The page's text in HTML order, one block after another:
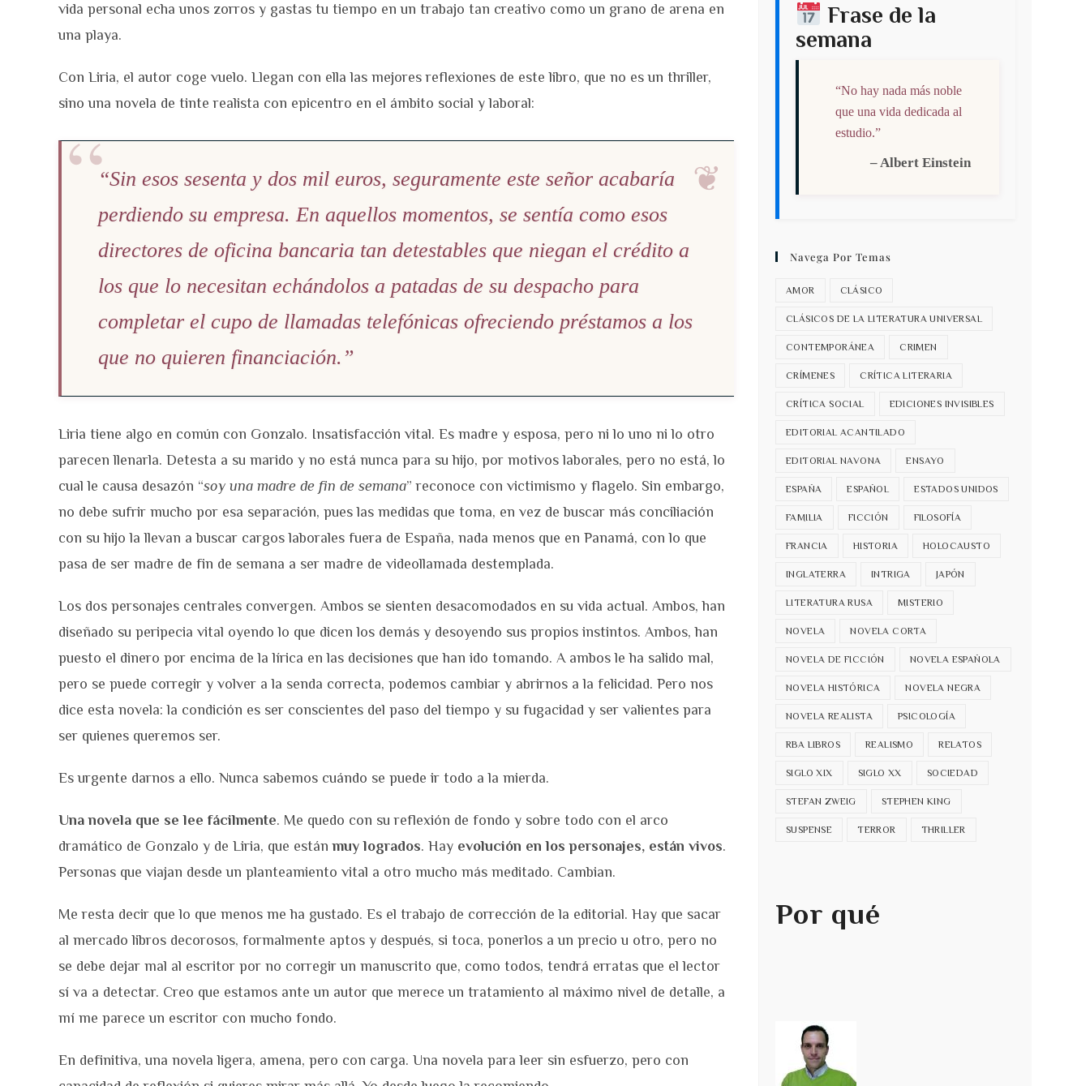
vida personal echa unos zorros y gastas tu tiempo en un trabajo tan creativo como un grano de arena en
una playa.
Con Liria, el autor coge vuelo. Llegan con ella las mejores reflexiones de este libro, que no es un thriller,
sino una novela de tinte realista con epicentro en el ámbito social y laboral:
“Sin esos sesenta y dos mil euros, seguramente este señor acabaría
perdiendo su empresa. En aquellos momentos, se sentía como esos
directores de oficina bancaria tan detestables que niegan el crédito a
los que lo necesitan echándolos a patadas de su despacho para
completar el cupo de llamadas telefónicas ofreciendo préstamos a los
que no quieren financiación.”
Liria tiene algo en común con Gonzalo. Insatisfacción vital. Es madre y esposa, pero ni lo uno ni lo otro
parecen llenarla. Detesta a su marido y no está nunca para su hijo, por motivos laborales, pero no está, lo
cual le causa desazón “soy una madre de fin de semana” reconoce con victimismo y flagelo. Sin embargo,
no debe sufrir mucho por esa separación, pues las medidas que toma, en vez de buscar más conciliación
con su hijo la llevan a buscar cargos laborales fuera de España, nada menos que en Panamá, con lo que
pasa de ser madre de fin de semana a ser madre de videollamada destemplada.
Los dos personajes centrales convergen. Ambos se sienten desacomodados en su vida actual. Ambos, han
diseñado su peripecia vital oyendo lo que dicen los demás y desoyendo sus propios instintos. Ambos, han
puesto el dinero por encima de la lírica en las decisiones que han ido tomando. A ambos le ha salido mal,
pero se puede corregir y volver a la senda correcta, podemos cambiar y abrirnos a la felicidad. Pero nos
dice esta novela: la condición es ser conscientes del paso del tiempo y su fugacidad y ser valientes para
ser quienes queremos ser.
Es urgente darnos a ello. Nunca sabemos cuándo se puede ir todo a la mierda.
Una novela que se lee fácilmente. Me quedo con su reflexión de fondo y sobre todo con el arco
dramático de Gonzalo y de Liria, que estánmuy logrados. Hay evolución en los personajes, están vivos.
Personas que viajan desde un planteamiento vital a otro mucho más meditado. Cambian.
Me resta decir que lo que menos me ha gustado. Es el trabajo de corrección de la editorial. Hay que sacar
al mercado libros decorosos, formalmente aptos y después, si toca, ponerlos a un precio u otro, pero no
se debe dejar mal al escritor por no corregir un manuscrito que, como todos, tendrá erratas que el lector
sí va a detectar. Creo que estamos ante un autor que merece un tratamiento al máximo nivel de detalle, a
mí me parece un escritor con mucho fondo.
En definitiva, una novela ligera, amena, pero con carga. Una novela para leer sin esfuerzo, pero con
Frase de la
semana
“No hay nada más noble
que una vida dedicada al
estudio.”
– Albert Einstein
Navega Por Temas
AMOR CLÁSICO
CLÁSICOS DE LA LITERATURA UNIVERSAL
CONTEMPORÁNEA CRIMEN
CRÍMENES CRÍTICA LITERARIA
CRÍTICA SOCIAL EDICIONES INVISIBLES
EDITORIAL ACANTILADO
EDITORIAL NAVONA ENSAYO
ESPAÑA ESPAÑOL ESTADOS UNIDOS
FAMILIA FICCIÓN FILOSOFÍA
FRANCIA HISTORIA HOLOCAUSTO
INGLATERRA INTRIGA JAPÓN
LITERATURA RUSA MISTERIO
NOVELA NOVELA CORTA
NOVELA DE FICCIÓN NOVELA ESPAÑOLA
NOVELA HISTÓRICA NOVELA NEGRA
NOVELA REALISTA PSICOLOGÍA
RBA LIBROS REALISMO RELATOS
SIGLO XIX SIGLO XX SOCIEDAD
STEFAN ZWEIG STEPHEN KING
SUSPENSE TERROR THRILLER
Por qué